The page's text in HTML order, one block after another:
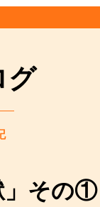
グ
」その①